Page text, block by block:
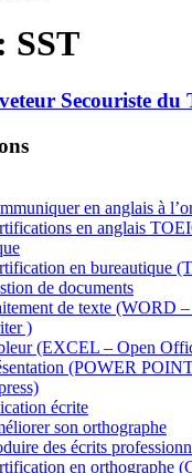
SST
Secouriste du
en anglais à
en anglais
en bureautique
de documents
de texte (WORD
)
(EXCEL – Open
(POWER
écrite
son orthographe
des écrits
en orthographe